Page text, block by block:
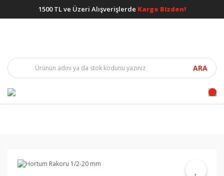
1500 TL ve Üzeri Alışverişlerde Kargo Bizden!
ARA